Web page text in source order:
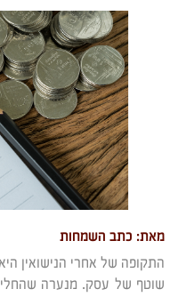
מאת: כתב השמחות
התקופה של אחרי הנישואין
שוטף של עסק. מנערה